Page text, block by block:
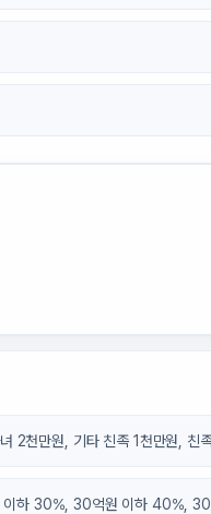
2천만원, 기타 친족 1천만원, 친
하 30%, 30억원 이하 40%,